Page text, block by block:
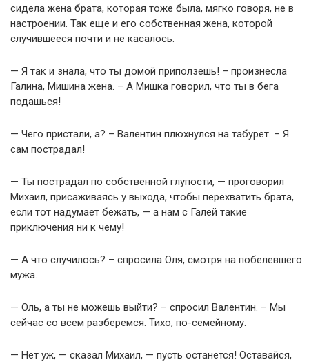
сидела жена брата, которая тоже была, мягко говоря, не в
настроении. Так еще и его собственная жена, которой
случившееся почти и не касалось.
— Я так и знала, что ты домой приползешь! – произнесла
Галина, Мишина жена. – А Мишка говорил, что ты в бега
подашься!
— Чего пристали, а? – Валентин плюхнулся на табурет. – Я
сам пострадал!
— Ты пострадал по собственной глупости, — проговорил
Михаил, присаживаясь у выхода, чтобы перехватить брата,
если тот надумает бежать, — а нам с Галей такие
приключения ни к чему!
— А что случилось? – спросила Оля, смотря на побелевшего
мужа.
— Оль, а ты не можешь выйти? – спросил Валентин. – Мы
сейчас со всем разберемся. Тихо, по-семейному.
— Нет уж, — сказал Михаил, — пусть останется! Оставайся,